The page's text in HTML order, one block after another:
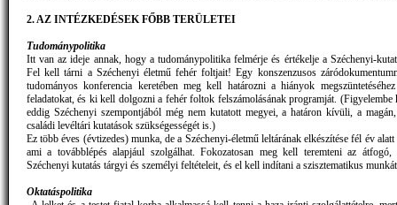
2. AZ INTÉZKEDÉSEK FŐBB TERÜLETEI
Tudománypolitika
Itt van az ideje annak, hogy a tudománypolitika felmérje és értékelje a Széchenyi-
Fel kell tárni a Széchenyi életmű fehér foltjait! Egy konszenzusos
tudományos konferencia keretében meg kell határozni a hiányok
feladatokat, és ki kell dolgozni a fehér foltok felszámolásának programját. (Figyelembe
eddig Széchenyi szempontjából még nem kutatott megyei, a határon kívüli, a
családi levéltári kutatások szükségességét is.)
Ez több éves (évtizedes) munka, de a Széchenyi-életmű leltárának elkészítése fél év alatt
ami a továbblépés alapjául szolgálhat. Fokozatosan meg kell teremteni az átfogó,
Széchenyi kutatás tárgyi és személyi feltételeit, és el kell indítani a szisztematikus
Oktatáspolitika